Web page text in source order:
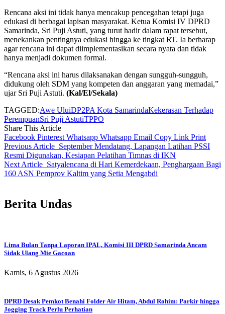
Rencana aksi ini tidak hanya mencakup pencegahan tetapi juga
edukasi di berbagai lapisan masyarakat. Ketua Komisi IV DPRD
Samarinda, Sri Puji Astuti, yang turut hadir dalam rapat tersebut,
menekankan pentingnya edukasi hingga ke tingkat RT. Ia berharap
agar rencana ini dapat diimplementasikan secara nyata dan tidak
hanya menjadi dokumen formal.
“Rencana aksi ini harus dilaksanakan dengan sungguh-sungguh,
didukung oleh SDM yang kompeten dan anggaran yang memadai,”
ujar Sri Puji Astuti. (Kal/El/Sekala)
TAGGED:Awe UluiDP2PA Kota SamarindaKekerasan Terhadap
PerempuanSri Puji AstutiTPPO
Share This Article
Facebook Pinterest Whatsapp Whatsapp Email Copy Link Print
Previous Article September Mendatang, Lapangan Latihan PSSI
Resmi Digunakan, Kesiapan Pelatihan Timnas di IKN
Next Article Satyalencana di Hari Kemerdekaan, Penghargaan Bagi
160 ASN Pemprov Kaltim yang Setia Mengabdi
Berita Undas
Lima Bulan Tanpa Laporan IPAL, Komisi III DPRD Samarinda Ancam
Sidak Ulang Mie Gacoan
Kamis, 6 Agustus 2026
DPRD Desak Pemkot Benahi Folder Air Hitam, Abdul Rohim: Parkir hingga
Jogging Track Perlu Perhatian